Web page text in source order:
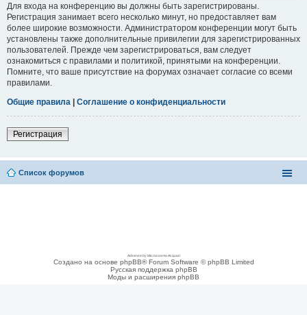
Для входа на конференцию вы должны быть зарегистрированы.
Регистрация занимает всего несколько минут, но предоставляет вам
более широкие возможности. Администратором конференции могут быть
установлены также дополнительные привилегии для зарегистрированных
пользователей. Прежде чем зарегистрироваться, вам следует
ознакомиться с правилами и политикой, принятыми на конференции.
Помните, что ваше присутствие на форумах означает согласие со всеми
правилами.
Общие правила | Соглашение о конфиденциальности
Регистрация
Список форумов
Adsense by Microcosmo Acquari
Создано на основе phpBB® Forum Software © phpBB Limited
Русская поддержка phpBB
Моды и расширения phpBB